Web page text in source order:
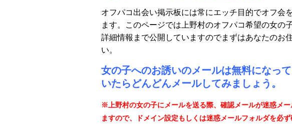
オフパコ出会い掲示板には常にエッチ目的でオフ会
ます。このページでは上野村のオフパコ希望の女の
詳細情報まで公開していますのでまずはあなたのお
い。
女の子へのお誘いのメールは無料になっ
いたらどんどんメールしてみましょう。
※上野村の女の子にメールを送る際、確認メールが迷惑メ
ますので、ドメイン設定もしくは迷惑メールフォルダを必ず